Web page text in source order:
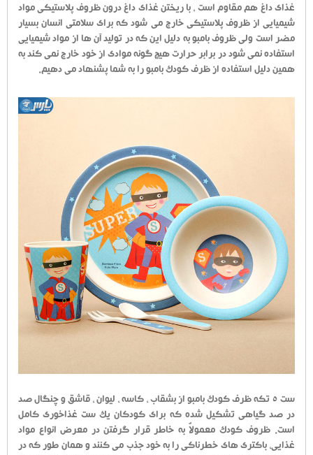
غذای داغ هم مقاوم است ، با ریختن غذای داغ درون ظروف پلاستیکی مواد
شیمیایی از ظروف پلاستیکی خارج می شود که برای سلامتی انسان بسیار
مضر است ولی ظروف بامبو به دلیل این که در تولید آن ها از مواد شیمیایی
استفاده نمی شود در برابر حرارت هیچ گونه موادی از خود خارج نمی کند به
همین دلیل استفاده از ظرف کودک بامبو را به شما پشنهاد می دهیم.
ست 5 تکه ظرف کودک بامبو از بشقاب ، کاسه ، لیوان ، قاشق و چنگال صد
در صد گیاهی تشکیل شده که برای کودکان یک ست غذاخوری کامل
است. ظروف کودک معمولاٌ به خاطر قرار گرفتن در معرض انواع مواد
غذایی، باکتری های خطرناکی را به خود جذب می کنند و همان طور که در